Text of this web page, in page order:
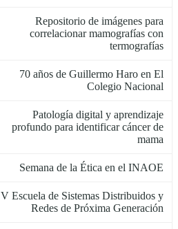
Repositorio de imágenes para
correlacionar mamografías con
termografías
70 años de Guillermo Haro en El
Colegio Nacional
Patología digital y aprendizaje
profundo para identificar cáncer de
mama
Semana de la Ética en el INAOE
V Escuela de Sistemas Distribuidos y
Redes de Próxima Generación